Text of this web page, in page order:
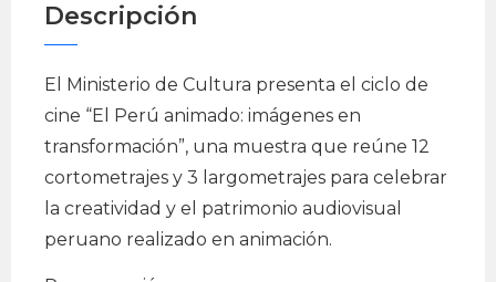
Descripción
El Ministerio de Cultura presenta el ciclo de
cine “El Perú animado: imágenes en
transformación”, una muestra que reúne 12
cortometrajes y 3 largometrajes para celebrar
la creatividad y el patrimonio audiovisual
peruano realizado en animación.